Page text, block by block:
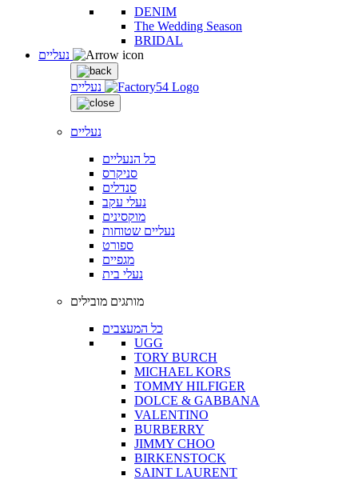
DENIM
The Wedding Season
BRIDAL
נעליים
נעליים
כל הנעליים
סניקרס
סנדלים
נעלי עקב
מוקסינים
נעליים שטוחות
ספורט
מגפיים
נעלי בית
מותגים מובילים
כל המעצבים
UGG
TORY BURCH
MICHAEL KORS
TOMMY HILFIGER
DOLCE & GABBANA
VALENTINO
BURBERRY
JIMMY CHOO
BIRKENSTOCK
SAINT LAURENT